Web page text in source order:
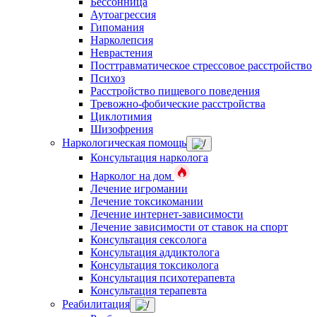
Аутоагрессия
Гипомания
Нарколепсия
Неврастения
Посттравматическое стрессовое расстройство
Психоз
Расстройство пищевого поведения
Тревожно-фобические расстройства
Циклотимия
Шизофрения
Наркологическая помощь
Консультация нарколога
Нарколог на дом
Лечение игромании
Лечение токсикомании
Лечение интернет-зависимости
Лечение зависимости от ставок на спорт
Консультация сексолога
Консультация аддиктолога
Консультация токсиколога
Консультация психотерапевта
Консультация терапевта
Реабилитация